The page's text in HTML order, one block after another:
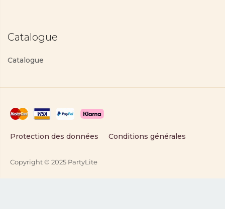
Catalogue
Catalogue
Copyright © 2025 PartyLite
Protection des données Conditions générales